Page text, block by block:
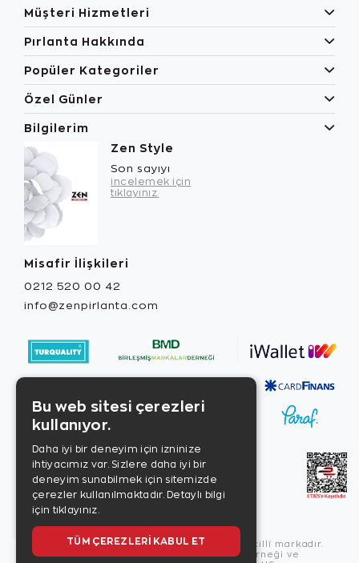
Müşteri Hizmetleri
Pırlanta Hakkında
Popüler Kategoriler
Özel Günler
Bilgilerim
Zen Style
Son sayıyı
incelemek için
tıklayınız.
Misafir İlişkileri
0212 520 00 42
info@zenpirlanta.com
Copyright © 2026, Zen Diamond tescilli markadır.
Zen Diamond Birleşmiş Markalar Derneği ve
Bu web sitesi çerezleri
kullanıyor.
Daha iyi bir deneyim için izninize
ihtiyacımız var. Sizlere daha iyi bir
deneyim sunabilmek için sitemizde
çerezler kullanılmaktadır. Detaylı bilgi
için tıklayınız.
TÜM ÇEREZLERI KABUL ET